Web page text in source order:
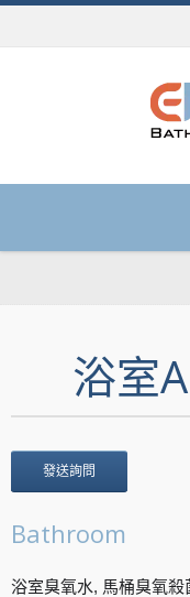
浴室
發送詢問
Bathroom
浴室臭氧水, 馬桶臭氧